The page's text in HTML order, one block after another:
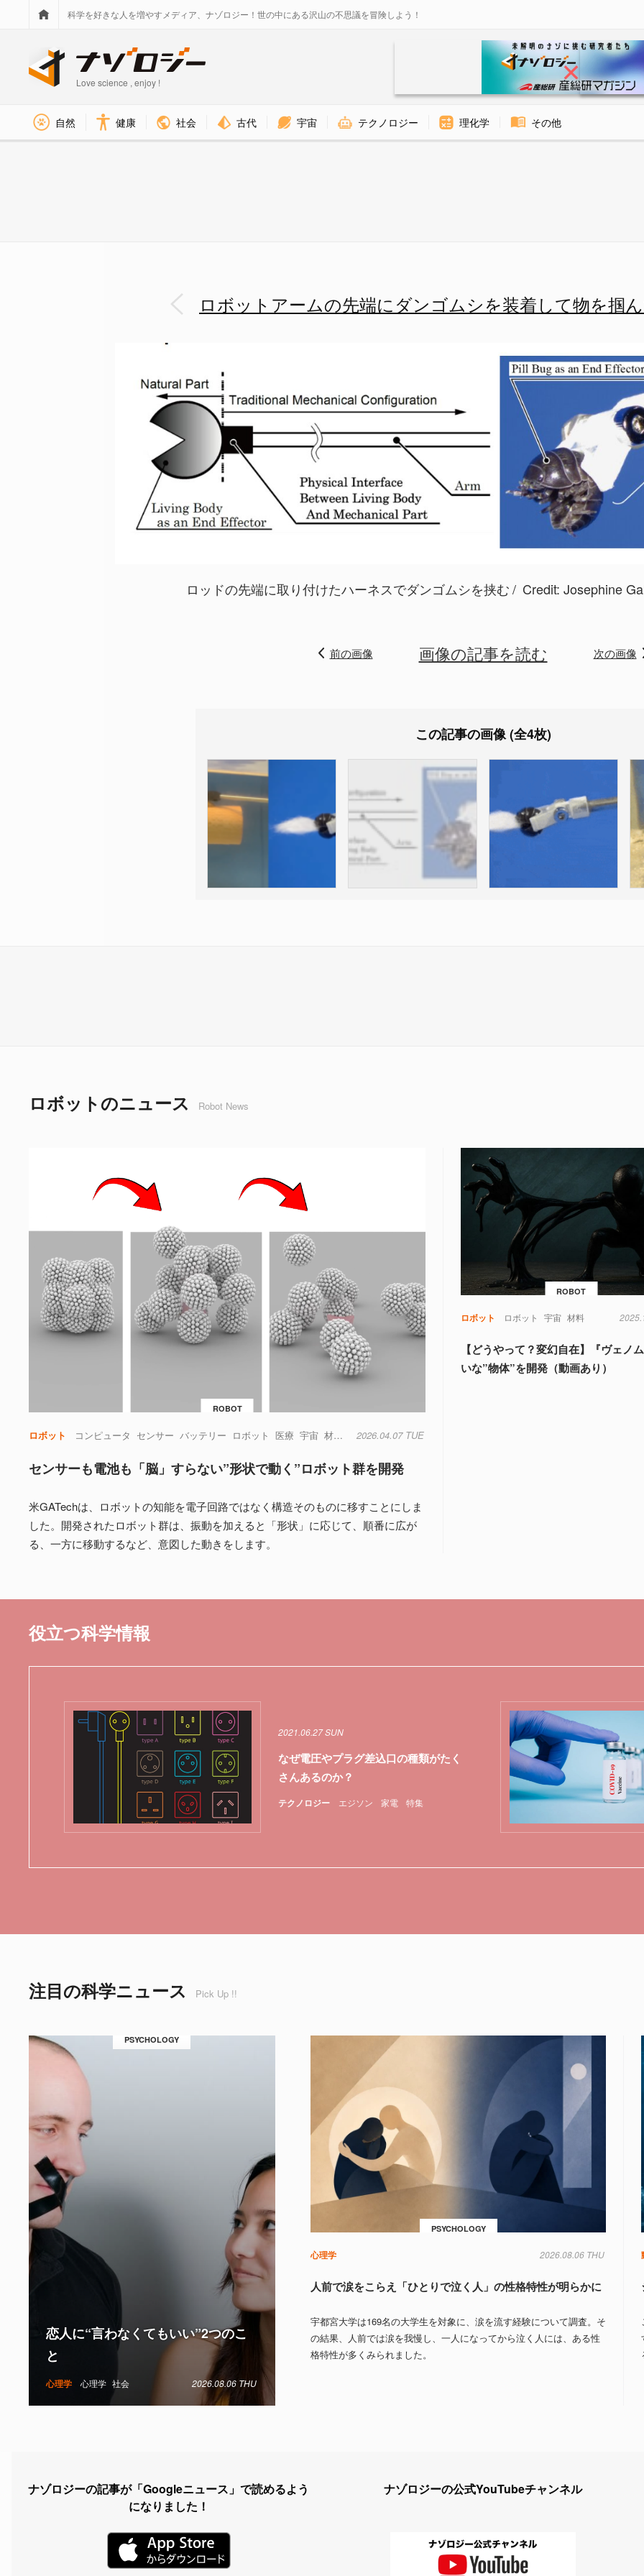
科学を好きな人を増やすメディア、ナゾロジー！世の中にある沢山の不思議を冒険しよう！
Love science , enjoy !
自然 健康 社会 古代 宇宙 テクノロジー 理化学 その他
ロボットアームの先端にダンゴムシを装着して物を掴
ロッドの先端に取り付けたハーネスでダンゴムシを挟む Credit: Josephine
前の画像 画像の記事を読む 次の画像
この記事の画像 (全4枚)
ロボットのニュース Robot News
ROBOT
ロボット コンピュータ センサー バッテリー ロボット 医療 宇宙 材料 脳 電池
2026.04.07 TUE
センサーも電池も「脳」すらない”形状で動く”ロボット群を開発
米GATechは、ロボットの知能を電子回路ではなく構造そのものに移すことにしま
した。開発されたロボット群は、振動を加えると「形状」に応じて、順番に広が
る、一方に移動するなど、意図した動きをします。
ROBOT
ロボット ロボット 宇宙 材料
【どうやって？変幻自在】『ヴェノ
いな”物体”を開発（動画あり）
役立つ科学情報
テクノロジー エジソン 家電 特集
2021.06.27 SUN
なぜ電圧やプラグ差込口の種類がたく
さんあるのか？
注目の科学ニュース Pick Up !!
PSYCHOLOGY
心理学 心理学 社会 2026.08.06 THU
恋人に“言わなくてもいい”2つのこ
と
PSYCHOLOGY
心理学 2026.08.06 THU
人前で涙をこらえ「ひとりで泣く人」の性格特性が明らかに
宇都宮大学は169名の大学生を対象に、涙を流す経験について調査。そ
の結果、人前では涙を我慢し、一人になってから泣く人には、ある性
格特性が多くみられました。
ナゾロジーの記事が「Googleニュース」で読めるよう
になりました！
ナゾロジーの公式YouTubeチャンネル